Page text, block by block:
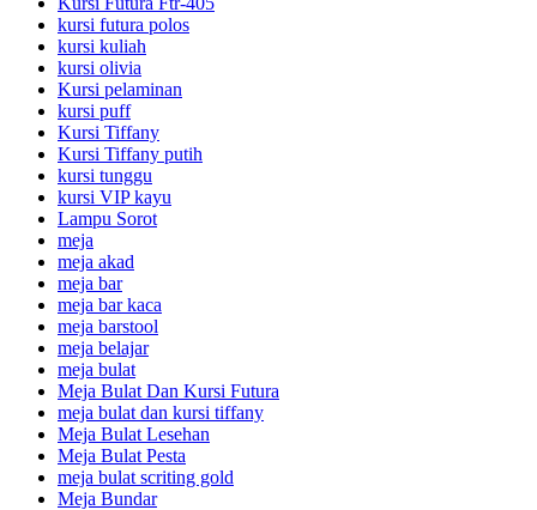
kursi futura polos
kursi kuliah
kursi olivia
Kursi pelaminan
kursi puff
Kursi Tiffany
Kursi Tiffany putih
kursi tunggu
kursi VIP kayu
Lampu Sorot
meja
meja akad
meja bar
meja bar kaca
meja barstool
meja belajar
meja bulat
Meja Bulat Dan Kursi Futura
meja bulat dan kursi tiffany
Meja Bulat Lesehan
Meja Bulat Pesta
meja bulat scriting gold
Meja Bundar